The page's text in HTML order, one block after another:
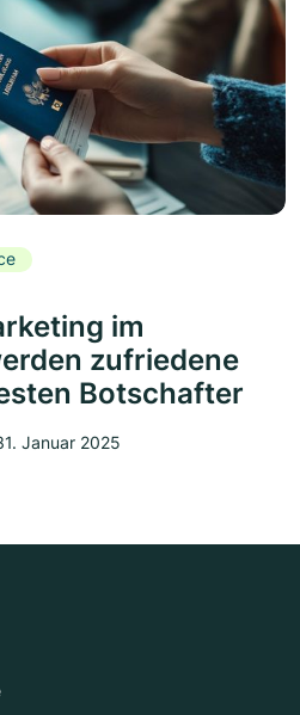
im
zufriedene
Botschafter
Januar 2025